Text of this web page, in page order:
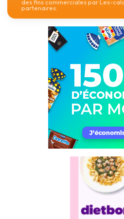
des fins commerciales par Les-
partenaires.